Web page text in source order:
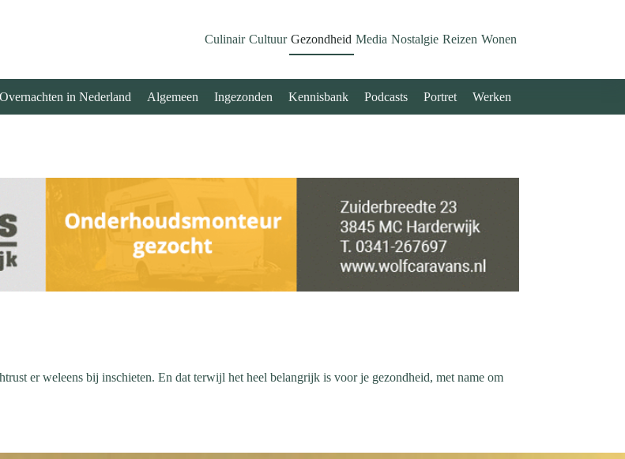
Culinair Cultuur Gezondheid Media Nostalgie Reizen Wonen
Overnachten in Nederland Algemeen Ingezonden Kennisbank Podcasts Portret Werken
er weleens bij inschieten. En dat terwijl het heel belangrijk is voor je gezondheid, met name om